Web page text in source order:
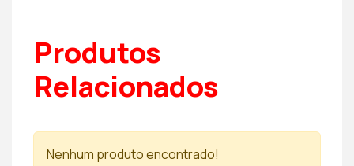
Produtos
Relacionados
Nenhum produto encontrado!